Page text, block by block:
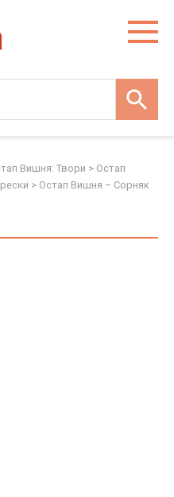
Вишня: Твори > Остап
> Остап Вишня – Сорняк